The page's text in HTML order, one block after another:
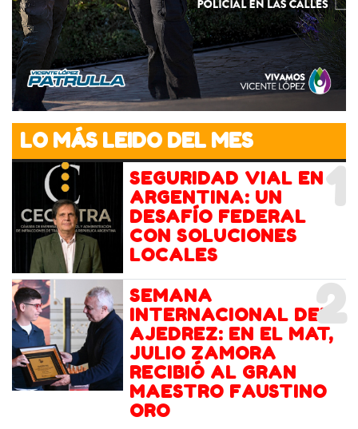
LO MÁS LEIDO DEL MES
1
SEGURIDAD VIAL EN
ARGENTINA: UN
DESAFÍO FEDERAL
CON SOLUCIONES
LOCALES
2
SEMANA
INTERNACIONAL DEL
AJEDREZ: EN EL MAT,
JULIO ZAMORA
RECIBIÓ AL GRAN
MAESTRO FAUSTINO
ORO